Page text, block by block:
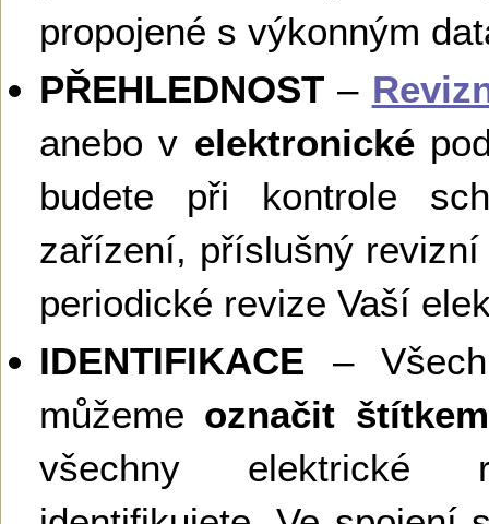
propojené s výkonným
PŘEHLEDNOST –
anebo v elektronické
budete při kontrole
zařízení, příslušný
periodické revize Vaší
IDENTIFIKACE –
můžeme označit
všechny elektrické